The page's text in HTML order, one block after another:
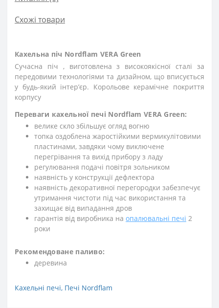
Схожі товари
Кахельна піч Nordflam VERA Green
Сучасна піч , виготовлена з високоякісної сталі за
передовими технологіями та дизайном, що вписується
у будь-який інтерʼєр. Корольове керамічне покриття
корпусу
Переваги кахельної печі Nordflam VERA Green:
велике скло збільшує огляд вогню
топка оздоблена жаростійкими вермикулітовими
пластинами, завдяки чому виключене
перегрівання та вихід прибору з ладу
регулювання подачі повітря зольником
наявність у конструкції дефлектора
наявність декоративної перегородки забезпечує
утримання чистоти під час використання та
захищає від випадання дров
гарантія від виробника на опалювальні печі 2
роки
Рекомендоване паливо:
деревина
Кахельні печі, Печі Nordflam